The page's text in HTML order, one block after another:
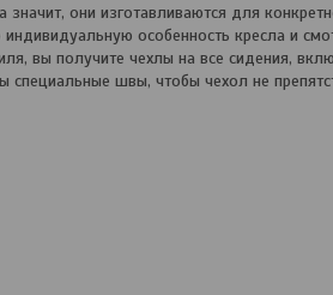
они изготавливаются для
особенность кресла и
вы получите чехлы на все сидения,
швы, чтобы чехол не